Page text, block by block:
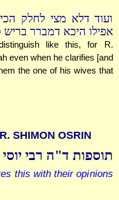
ועוד דלא מצי לחלק
אפילו היכא דמברר בריש
like this, for R.
even when he clarifies [and
the one of his wives that
SHIMON OSRIN
תוספות ד"ה רבי
this with their opinions